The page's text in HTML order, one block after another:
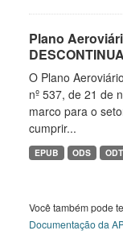
Plano
O Plano
nº 537, de 21 de
marco para o
cumprir...
EPUB ODS ODT
Você também pode
Documentação da